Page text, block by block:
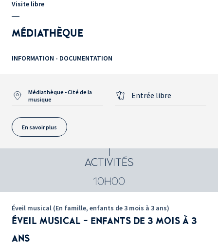
Visite libre
MÉDIATHÈQUE
INFORMATION - DOCUMENTATION
Médiathèque - Cité de la
musique
Entrée libre
En savoir plus
ACTIVITÉS
10H00
Éveil musical (En famille, enfants de 3 mois à 3 ans)
ÉVEIL MUSICAL - ENFANTS DE 3 MOIS À 3
ANS